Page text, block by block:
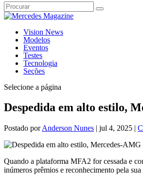
Vision News
Modelos
Eventos
Testes
Tecnologia
Seções
Selecione a página
Despedida em alto estilo,
Postado porAnderson Nunes | jul 4, 2025 |
Quando a plataforma MFA2 for cessada e
inúmeros prêmios e reconhecimento pela